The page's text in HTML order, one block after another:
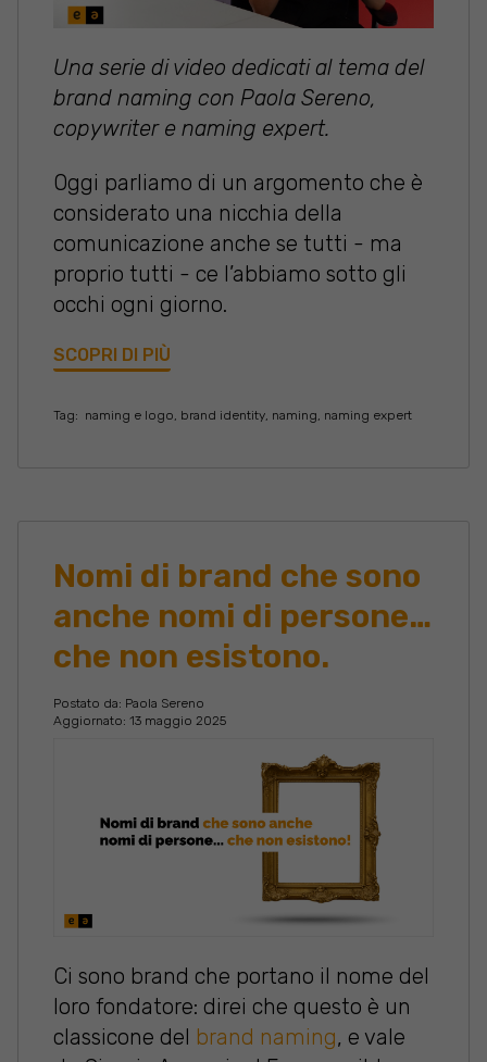
Una serie di video dedicati al tema del
brand naming con Paola Sereno,
copywriter e naming expert.
Oggi parliamo di un argomento che è
considerato una nicchia della
comunicazione anche se tutti - ma
proprio tutti - ce l’abbiamo sotto gli
occhi ogni giorno.
SCOPRI DI PIÙ
Tag: naming e logo brand identity naming naming expert
Nomi di brand che sono
anche nomi di persone…
che non esistono.
Postato da: Paola Sereno
Aggiornato: 13 maggio 2025
Ci sono brand che portano il nome del
loro fondatore: direi che questo è un
classicone del brand naming, e vale